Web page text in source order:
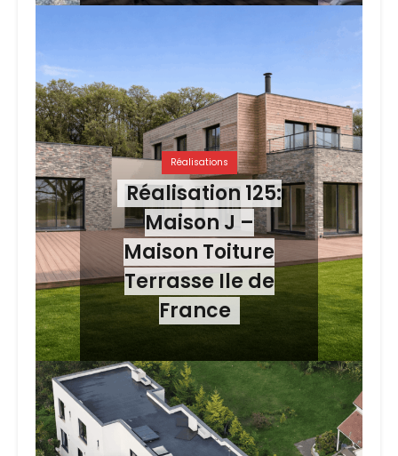
Réalisations
Réalisation 125:
Maison J –
Maison Toiture
Terrasse Ile de
France